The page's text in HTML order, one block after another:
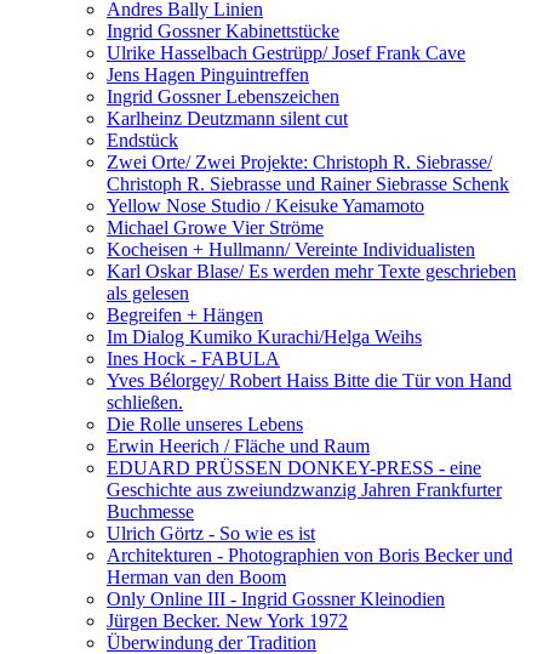
Andres Bally Linien
Ingrid Gossner Kabinettstücke
Ulrike Hasselbach Gestrüpp/ Josef Frank Cave
Jens Hagen Pinguintreffen
Ingrid Gossner Lebenszeichen
Karlheinz Deutzmann silent cut
Endstück
Zwei Orte/ Zwei Projekte: Christoph R. Siebrasse/
Christoph R. Siebrasse und Rainer Siebrasse Schenk
Yellow Nose Studio / Keisuke Yamamoto
Michael Growe Vier Ströme
Kocheisen + Hullmann/ Vereinte Individualisten
Karl Oskar Blase/ Es werden mehr Texte geschrieben
als gelesen
Begreifen + Hängen
Im Dialog Kumiko Kurachi/Helga Weihs
Ines Hock - FABULA
Yves Bélorgey/ Robert Haiss Bitte die Tür von Hand
schließen.
Die Rolle unseres Lebens
Erwin Heerich / Fläche und Raum
EDUARD PRÜSSEN DONKEY-PRESS - eine
Geschichte aus zweiundzwanzig Jahren Frankfurter
Buchmesse
Ulrich Görtz - So wie es ist
Architekturen - Photographien von Boris Becker und
Herman van den Boom
Only Online III - Ingrid Gossner Kleinodien
Jürgen Becker. New York 1972
Überwindung der Tradition